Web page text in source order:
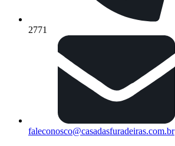
2771
faleconosco@casadasfuradeiras.com.br